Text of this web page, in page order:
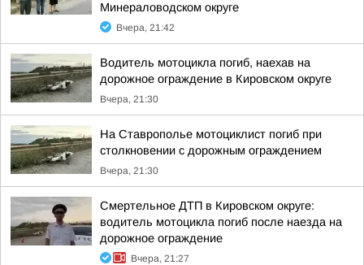
Минераловодском округе
Вчера, 21:42
Водитель мотоцикла погиб, наехав на
дорожное ограждение в Кировском округе
Вчера, 21:30
На Ставрополье мотоциклист погиб при
столкновении с дорожным ограждением
Вчера, 21:30
Смертельное ДТП в Кировском округе:
водитель мотоцикла погиб после наезда на
дорожное ограждение
Вчера, 21:27